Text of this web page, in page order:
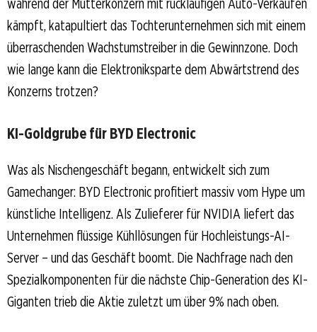
kämpft, katapultiert das Tochterunternehmen sich mit einem
überraschenden Wachstumstreiber in die Gewinnzone. Doch
wie lange kann die Elektroniksparte dem Abwärtstrend des
Konzerns trotzen?
KI-Goldgrube für BYD Electronic
Was als Nischengeschäft begann, entwickelt sich zum
Gamechanger: BYD Electronic profitiert massiv vom Hype um
künstliche Intelligenz. Als Zulieferer für NVIDIA liefert das
Unternehmen flüssige Kühllösungen für Hochleistungs-AI-
Server – und das Geschäft boomt. Die Nachfrage nach den
Spezialkomponenten für die nächste Chip-Generation des KI-
Giganten trieb die Aktie zuletzt um über 9% nach oben.